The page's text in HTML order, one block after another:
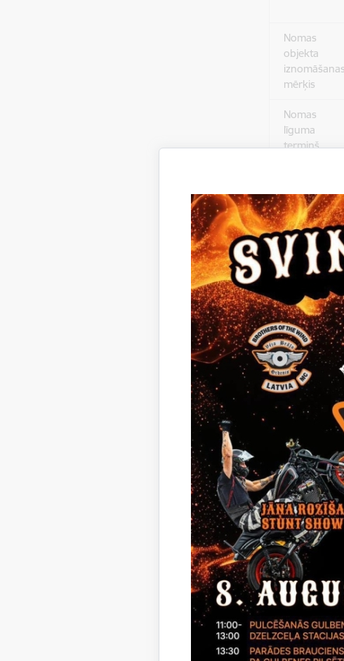
Nomas
objekta
iznomāšanas
mērķis
Nomas
līguma
termiņš
nodot
Nomas
objektu vai
tā daļu
apakšnomā
Citi
iznomāšanas
nosacījumi
Nomas
objekta
nomas
maksas
gadā
Nomas
tiesību
pretendentu
pieteikšanās
termiņš